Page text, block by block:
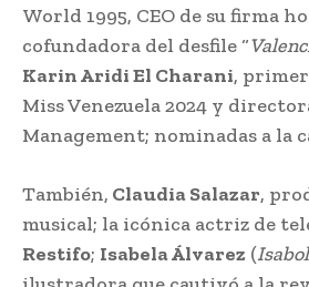
World 1995, CEO de su firma
cofundadora del desfile “
Karin Aridi El Charani,
Miss Venezuela 2024 y
Management; nominadas a la
También, Claudia Salazar,
musical; la icónica actriz de
Restifo; Isabela Álvarez (